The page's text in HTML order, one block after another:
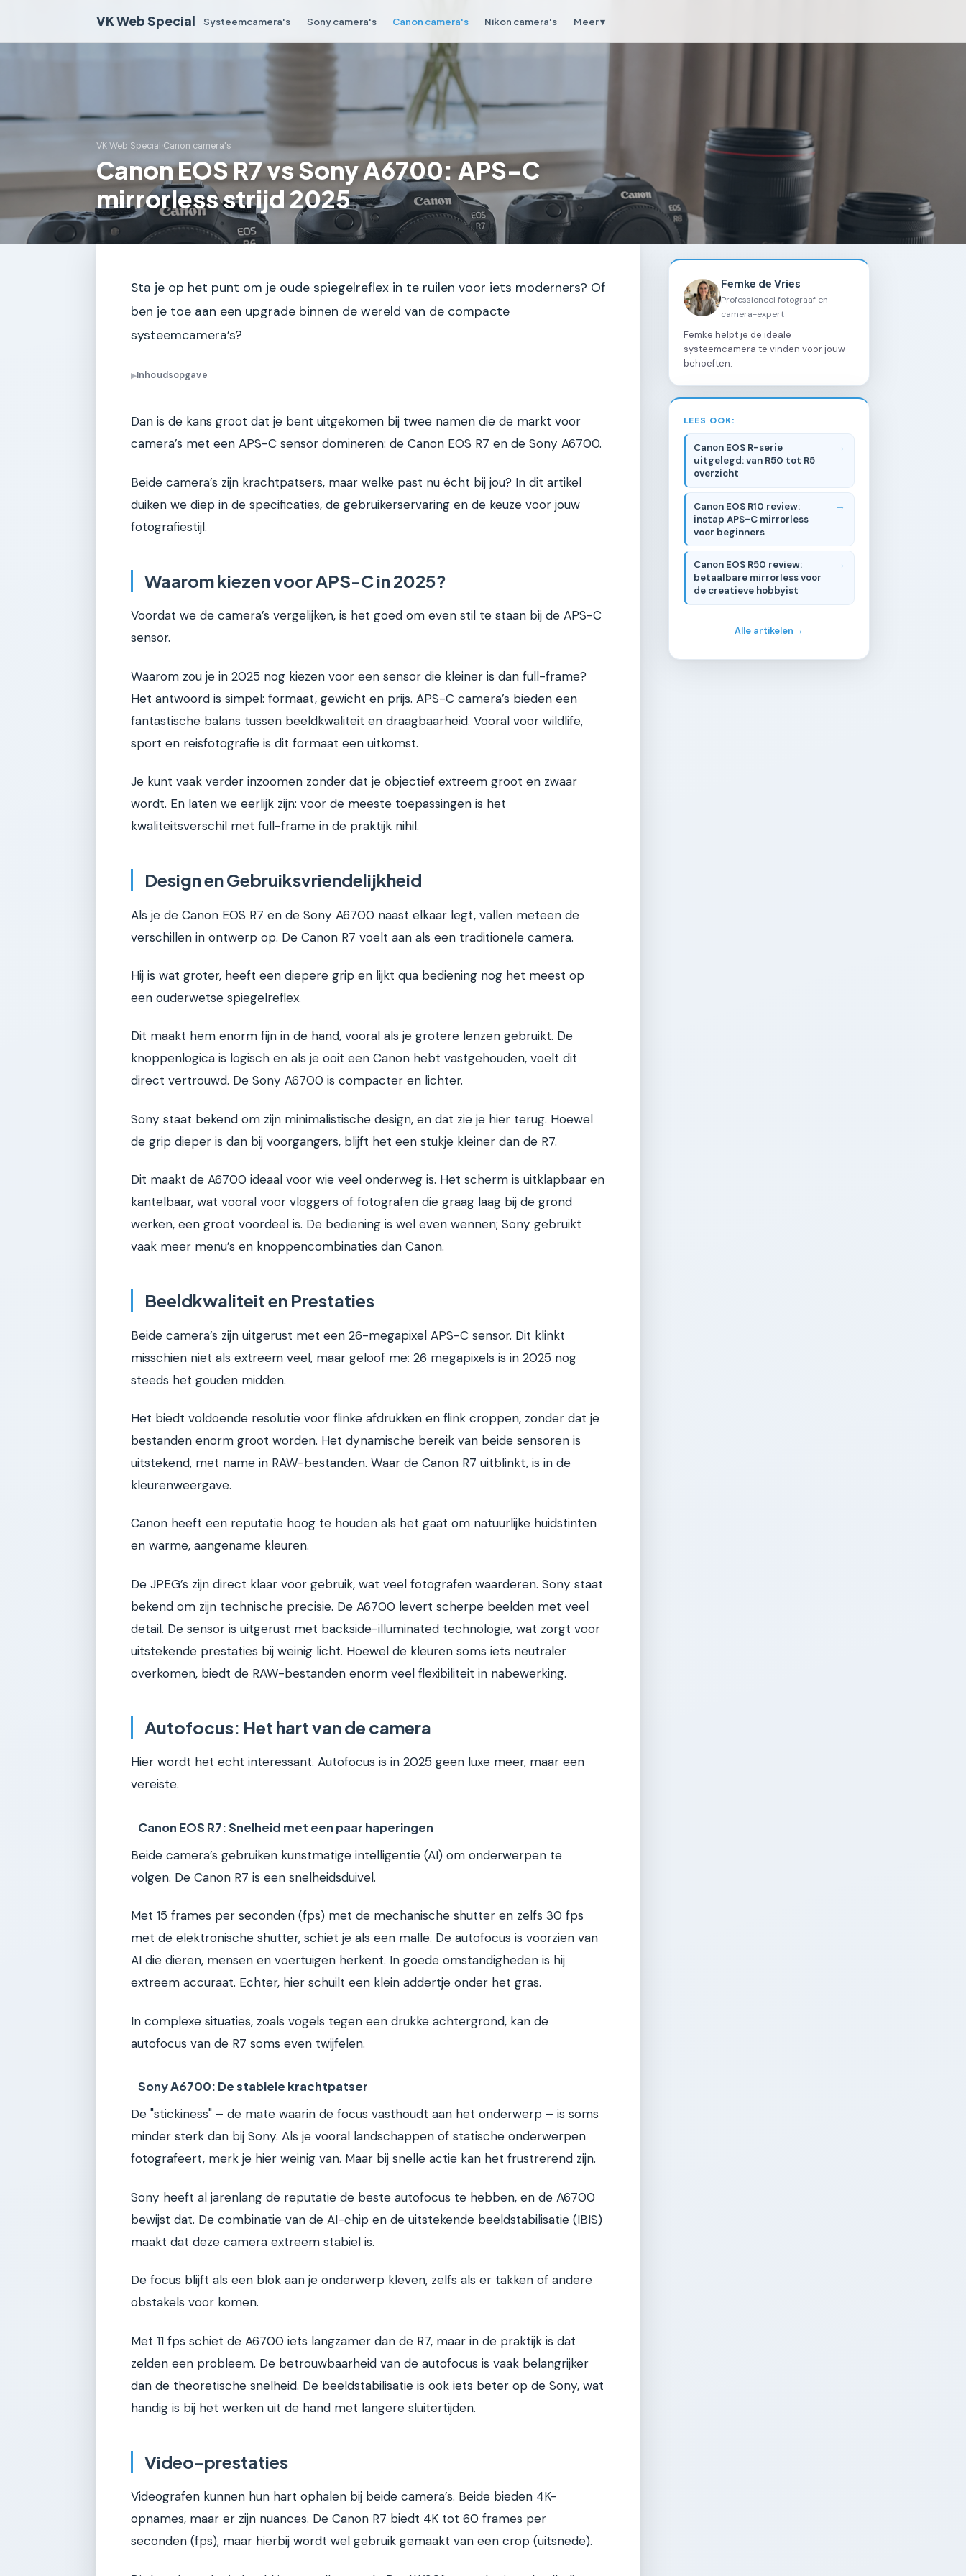
VK Web Special Systeemcamera's Sony camera's Canon camera's Nikon camera's Meer ▾
VK Web Special›Canon camera's
Canon EOS R7 vs Sony A6700: APS-C
mirrorless strijd 2025
Sta je op het punt om je oude spiegelreflex in te ruilen voor iets moderners? Of
ben je toe aan een upgrade binnen de wereld van de compacte
systeemcamera’s?
▶Inhoudsopgave
Dan is de kans groot dat je bent uitgekomen bij twee namen die de markt voor
camera’s met een APS-C sensor domineren: de Canon EOS R7 en de Sony A6700.
Beide camera’s zijn krachtpatsers, maar welke past nu écht bij jou? In dit artikel
duiken we diep in de specificaties, de gebruikerservaring en de keuze voor jouw
fotografiestijl.
Waarom kiezen voor APS-C in 2025?
Voordat we de camera’s vergelijken, is het goed om even stil te staan bij de APS-C
sensor.
Waarom zou je in 2025 nog kiezen voor een sensor die kleiner is dan full-frame?
Het antwoord is simpel: formaat, gewicht en prijs. APS-C camera’s bieden een
fantastische balans tussen beeldkwaliteit en draagbaarheid. Vooral voor wildlife,
sport en reisfotografie is dit formaat een uitkomst.
Je kunt vaak verder inzoomen zonder dat je objectief extreem groot en zwaar
wordt. En laten we eerlijk zijn: voor de meeste toepassingen is het
kwaliteitsverschil met full-frame in de praktijk nihil.
Design en Gebruiksvriendelijkheid
Als je de Canon EOS R7 en de Sony A6700 naast elkaar legt, vallen meteen de
verschillen in ontwerp op. De Canon R7 voelt aan als een traditionele camera.
Hij is wat groter, heeft een diepere grip en lijkt qua bediening nog het meest op
een ouderwetse spiegelreflex.
Dit maakt hem enorm fijn in de hand, vooral als je grotere lenzen gebruikt. De
knoppenlogica is logisch en als je ooit een Canon hebt vastgehouden, voelt dit
direct vertrouwd. De Sony A6700 is compacter en lichter.
Sony staat bekend om zijn minimalistische design, en dat zie je hier terug. Hoewel
de grip dieper is dan bij voorgangers, blijft het een stukje kleiner dan de R7.
Dit maakt de A6700 ideaal voor wie veel onderweg is. Het scherm is uitklapbaar en
kantelbaar, wat vooral voor vloggers of fotografen die graag laag bij de grond
werken, een groot voordeel is. De bediening is wel even wennen; Sony gebruikt
vaak meer menu’s en knoppencombinaties dan Canon.
Beeldkwaliteit en Prestaties
Beide camera’s zijn uitgerust met een 26-megapixel APS-C sensor. Dit klinkt
misschien niet als extreem veel, maar geloof me: 26 megapixels is in 2025 nog
steeds het gouden midden.
Het biedt voldoende resolutie voor flinke afdrukken en flink croppen, zonder dat je
bestanden enorm groot worden. Het dynamische bereik van beide sensoren is
uitstekend, met name in RAW-bestanden. Waar de Canon R7 uitblinkt, is in de
kleurenweergave.
Canon heeft een reputatie hoog te houden als het gaat om natuurlijke huidstinten
en warme, aangename kleuren.
De JPEG’s zijn direct klaar voor gebruik, wat veel fotografen waarderen. Sony staat
bekend om zijn technische precisie. De A6700 levert scherpe beelden met veel
detail. De sensor is uitgerust met backside-illuminated technologie, wat zorgt voor
uitstekende prestaties bij weinig licht. Hoewel de kleuren soms iets neutraler
overkomen, biedt de RAW-bestanden enorm veel flexibiliteit in nabewerking.
Autofocus: Het hart van de camera
Hier wordt het echt interessant. Autofocus is in 2025 geen luxe meer, maar een
vereiste.
Canon EOS R7: Snelheid met een paar haperingen
Beide camera’s gebruiken kunstmatige intelligentie (AI) om onderwerpen te
volgen. De Canon R7 is een snelheidsduivel.
Met 15 frames per seconden (fps) met de mechanische shutter en zelfs 30 fps
met de elektronische shutter, schiet je als een malle. De autofocus is voorzien van
AI die dieren, mensen en voertuigen herkent. In goede omstandigheden is hij
extreem accuraat. Echter, hier schuilt een klein addertje onder het gras.
In complexe situaties, zoals vogels tegen een drukke achtergrond, kan de
autofocus van de R7 soms even twijfelen.
Sony A6700: De stabiele krachtpatser
De "stickiness" – de mate waarin de focus vasthoudt aan het onderwerp – is soms
minder sterk dan bij Sony. Als je vooral landschappen of statische onderwerpen
fotografeert, merk je hier weinig van. Maar bij snelle actie kan het frustrerend zijn.
Sony heeft al jarenlang de reputatie de beste autofocus te hebben, en de A6700
bewijst dat. De combinatie van de AI-chip en de uitstekende beeldstabilisatie (IBIS)
maakt dat deze camera extreem stabiel is.
De focus blijft als een blok aan je onderwerp kleven, zelfs als er takken of andere
obstakels voor komen.
Met 11 fps schiet de A6700 iets langzamer dan de R7, maar in de praktijk is dat
zelden een probleem. De betrouwbaarheid van de autofocus is vaak belangrijker
dan de theoretische snelheid. De beeldstabilisatie is ook iets beter op de Sony, wat
handig is bij het werken uit de hand met langere sluitertijden.
Video-prestaties
Videografen kunnen hun hart ophalen bij beide camera’s. Beide bieden 4K-
opnames, maar er zijn nuances. De Canon R7 biedt 4K tot 60 frames per
seconden (fps), maar hierbij wordt wel gebruik gemaakt van een crop (uitsnede).
Femke de Vries
Professioneel fotograaf en
camera-expert
Femke helpt je de ideale
systeemcamera te vinden voor jouw
behoeften.
LEES OOK:
Canon EOS R-serie
uitgelegd: van R50 tot R5
overzicht
Canon EOS R10 review:
instap APS-C mirrorless
voor beginners
Canon EOS R50 review:
betaalbare mirrorless voor
de creatieve hobbyist
Alle artikelen